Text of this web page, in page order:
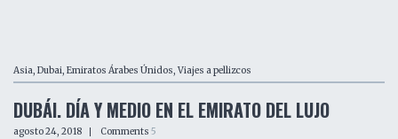
Asia, Dubai, Emiratos Árabes Únidos, Viajes a pellizcos
DUBÁI. DÍA Y MEDIO EN EL EMIRATO DEL LUJO
agosto 24, 2018 Comments 5